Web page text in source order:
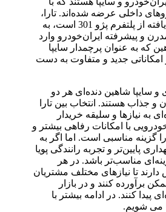
داخلی عرضه شده‌اند. تارا،
که به نوعی نسخه‌ای بهبودیافته از پلتفرم پژو 301 است، به
و پیشرفته ایران‌خودرو وارد
که به عنوان پرچمدار سایپا
جدید و متفاوت به دست
و سایپا شاهین دنده‌ای هر دو
جذاب هستند. انتخاب بین تارا
به نیازها و سلیقه خریدار
با امکانات رفاهی بیشتر و
گزینه مناسبی است. اما اگر به
پایین‌تر و تجربه رانندگی پویا
مناسب‌تر باشد. در هر
تا نیازهای مختلف مشتریان
برآورده کنند و در بازار
پیدا کنند. در ادامه بیشتر با
می شویم.